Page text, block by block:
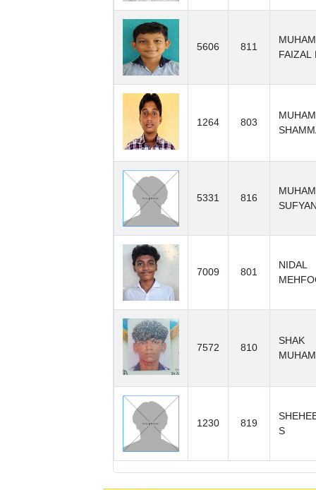
5606 811
FAIZAL
1264 803
5331 816
7009 801
NIDAL
7572 810
SHAK
1230 819
S